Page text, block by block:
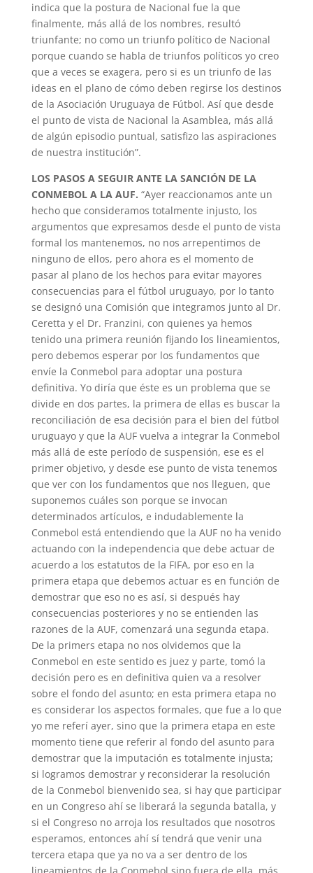
indica que la postura de Nacional fue la que
finalmente, más allá de los nombres, resultó
triunfante; no como un triunfo político de Nacional
porque cuando se habla de triunfos políticos yo creo
que a veces se exagera, pero si es un triunfo de las
ideas en el plano de cómo deben regirse los destinos
de la Asociación Uruguaya de Fútbol. Así que desde
el punto de vista de Nacional la Asamblea, más allá
de algún episodio puntual, satisfizo las aspiraciones
de nuestra institución”.
LOS PASOS A SEGUIR ANTE LA SANCIÓN DE LA
CONMEBOL A LA AUF. “Ayer reaccionamos ante un
hecho que consideramos totalmente injusto, los
argumentos que expresamos desde el punto de vista
formal los mantenemos, no nos arrepentimos de
ninguno de ellos, pero ahora es el momento de
pasar al plano de los hechos para evitar mayores
consecuencias para el fútbol uruguayo, por lo tanto
se designó una Comisión que integramos junto al Dr.
Ceretta y el Dr. Franzini, con quienes ya hemos
tenido una primera reunión fijando los lineamientos,
pero debemos esperar por los fundamentos que
envíe la Conmebol para adoptar una postura
definitiva. Yo diría que éste es un problema que se
divide en dos partes, la primera de ellas es buscar la
reconciliación de esa decisión para el bien del fútbol
uruguayo y que la AUF vuelva a integrar la Conmebol
más allá de este período de suspensión, ese es el
primer objetivo, y desde ese punto de vista tenemos
que ver con los fundamentos que nos lleguen, que
suponemos cuáles son porque se invocan
determinados artículos, e indudablemente la
Conmebol está entendiendo que la AUF no ha venido
actuando con la independencia que debe actuar de
acuerdo a los estatutos de la FIFA, por eso en la
primera etapa que debemos actuar es en función de
demostrar que eso no es así, si después hay
consecuencias posteriores y no se entienden las
razones de la AUF, comenzará una segunda etapa.
De la primers etapa no nos olvidemos que la
Conmebol en este sentido es juez y parte, tomó la
decisión pero es en definitiva quien va a resolver
sobre el fondo del asunto; en esta primera etapa no
es considerar los aspectos formales, que fue a lo que
yo me referí ayer, sino que la primera etapa en este
momento tiene que referir al fondo del asunto para
demostrar que la imputación es totalmente injusta;
si logramos demostrar y reconsiderar la resolución
de la Conmebol bienvenido sea, si hay que participar
en un Congreso ahí se liberará la segunda batalla, y
si el Congreso no arroja los resultados que nosotros
esperamos, entonces ahí sí tendrá que venir una
tercera etapa que ya no va a ser dentro de los